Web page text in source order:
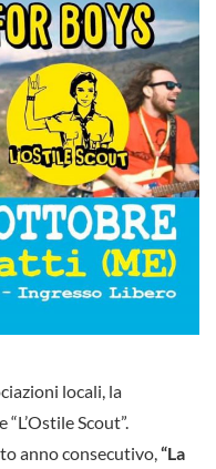
locali, la
Scout”.
anno consecutivo,“La